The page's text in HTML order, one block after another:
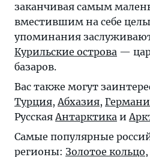
заканчивая самым
вместившим на себе
упоминания
Курильские острова —
базаров.
Вас также могут
Турция,Абхазия,
РусскаяАнтарктика и
Самые популярные
регионы: Золотое кольцо,